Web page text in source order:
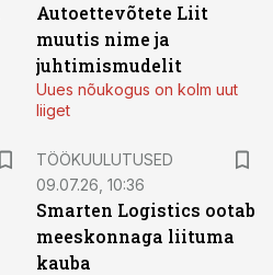
Autoettevõtete Liit
muutis nime ja
juhtimismudelit
Uues nõukogus on kolm uut
liiget
TÖÖKUULUTUSED
09.07.26, 10:36
Smarten Logistics ootab
meeskonnaga liituma
kauba